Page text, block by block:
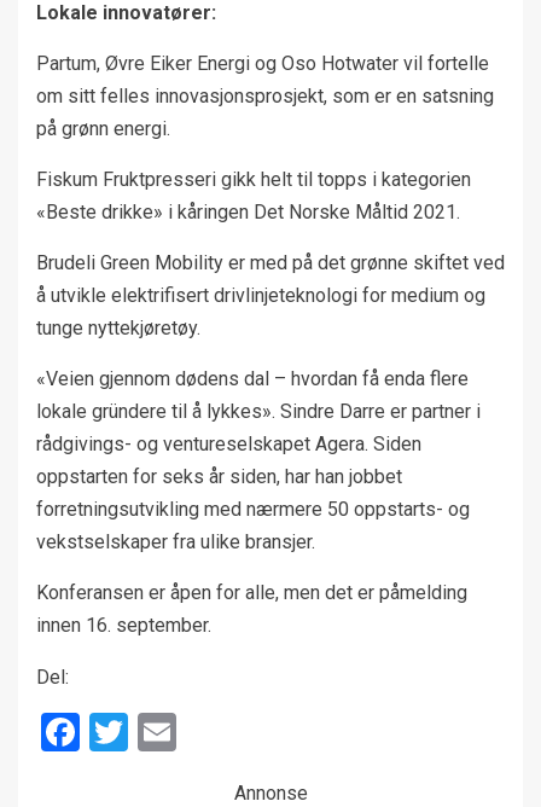
Lokale innovatører:
Partum, Øvre Eiker Energi og Oso Hotwater vil fortelle
om sitt felles innovasjonsprosjekt, som er en satsning
på grønn energi.
Fiskum Fruktpresseri gikk helt til topps i kategorien
«Beste drikke» i kåringen Det Norske Måltid 2021.
Brudeli Green Mobility er med på det grønne skiftet ved
å utvikle elektrifisert drivlinjeteknologi for medium og
tunge nyttekjøretøy.
«Veien gjennom dødens dal – hvordan få enda flere
lokale gründere til å lykkes». Sindre Darre er partner i
rådgivings- og ventureselskapet Agera. Siden
oppstarten for seks år siden, har han jobbet
forretningsutvikling med nærmere 50 oppstarts- og
vekstselskaper fra ulike bransjer.
Konferansen er åpen for alle, men det er påmelding
innen 16. september.
Del:
Facebook
Twitter
Annonse